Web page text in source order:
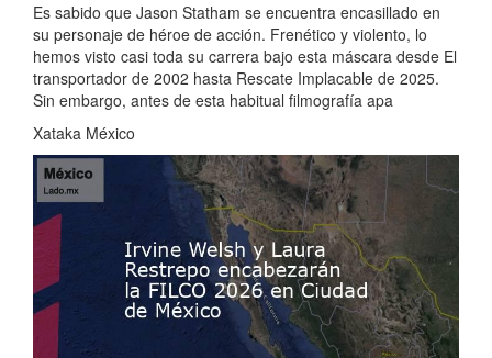
Es sabido que Jason Statham se encuentra encasillado en
su personaje de héroe de acción. Frenético y violento, lo
hemos visto casi toda su carrera bajo esta máscara desde El
transportador de 2002 hasta Rescate Implacable de 2025.
Sin embargo, antes de esta habitual filmografía apa
Xataka México